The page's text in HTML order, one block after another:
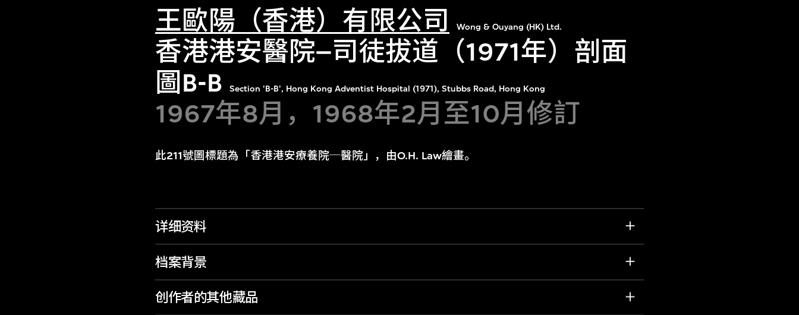
王歐陽（香港）有限公司 Wong & Ouyang (HK) Ltd.
香港港安醫院–司徒拔道（1971年）剖面
圖B-B
Section 'B-B', Hong Kong Adventist Hospital (1971), Stubbs Road, Hong Kong
1967年8月，1968年2月至10月修訂
此211號圖標題為「香港港安療養院─醫院」，由O.H. Law繪畫。
详细资料
档案背景
创作者的其他藏品